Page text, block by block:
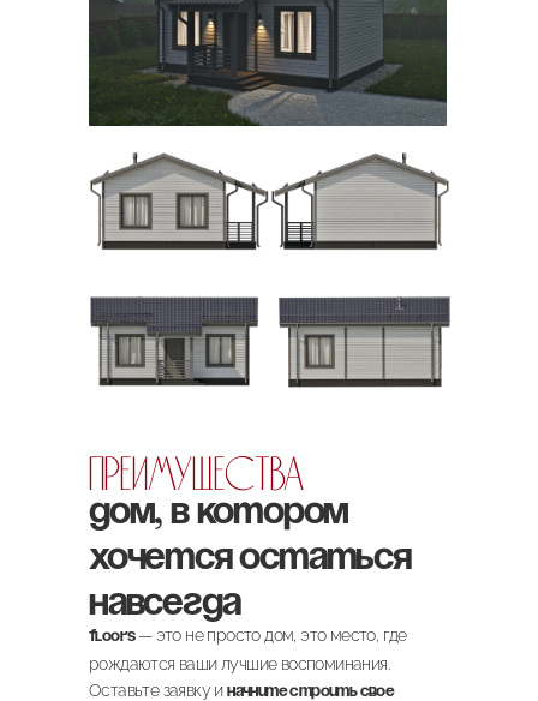
Дом, в котором
хочется остаться
навсегда
Floors — это не просто дом, это место, где
рождаются ваши лучшие воспоминания.
Оставьте заявку иначните строить свое
Преимущества